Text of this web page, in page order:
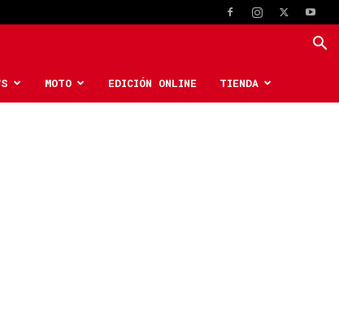
MOTO EDICIÓN ONLINE TIENDA